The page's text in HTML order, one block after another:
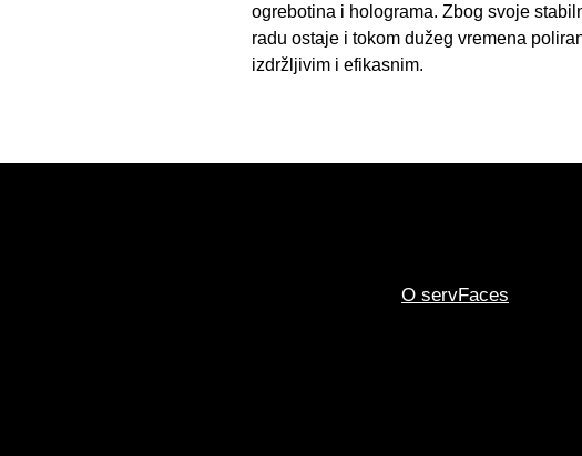
ogrebotina i holograma. Zbog svoje
radu ostaje i tokom dužeg vremena
izdržljivim i efikasnim.
O servFaces